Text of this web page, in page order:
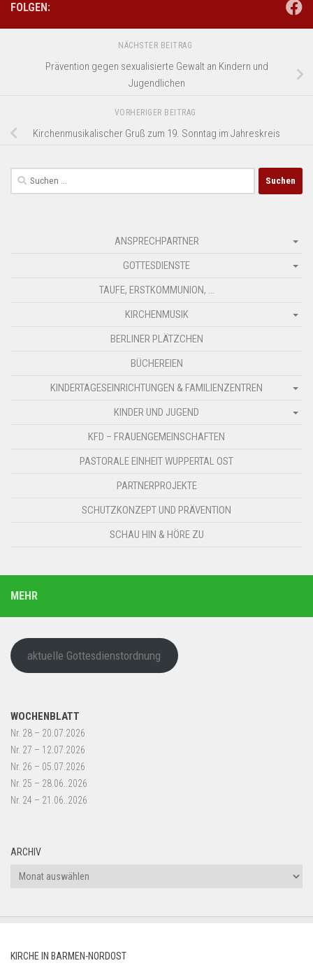
FOLGEN:
NÄCHSTER BEITRAG
Prävention gegen sexualisierte Gewalt an Kindern und
Jugendlichen
VORHERIGER BEITRAG
Kirchenmusikalischer Gruß zum 19. Sonntag im Jahreskreis
Suchen
nach:
ANSPRECHPARTNER
GOTTESDIENSTE
TAUFE, ERSTKOMMUNION, …
KIRCHENMUSIK
BERLINER PLÄTZCHEN
BÜCHEREIEN
KINDERTAGESEINRICHTUNGEN & FAMILIENZENTREN
KINDER UND JUGEND
KFD – FRAUENGEMEINSCHAFTEN
PASTORALE EINHEIT WUPPERTAL OST
PARTNERPROJEKTE
SCHUTZKONZEPT UND PRÄVENTION
SCHAU HIN & HÖRE ZU
MEHR
aktuelle Gottesdienstordnung
WOCHENBLATT
Nr. 28 – 20.07.2026
Nr. 27 – 12.07.2026
Nr. 26 – 05.07.2026
Nr. 25 – 28.06..2026
Nr. 24 – 21.06..2026
ARCHIV
Archiv
KIRCHE IN BARMEN-NORDOST